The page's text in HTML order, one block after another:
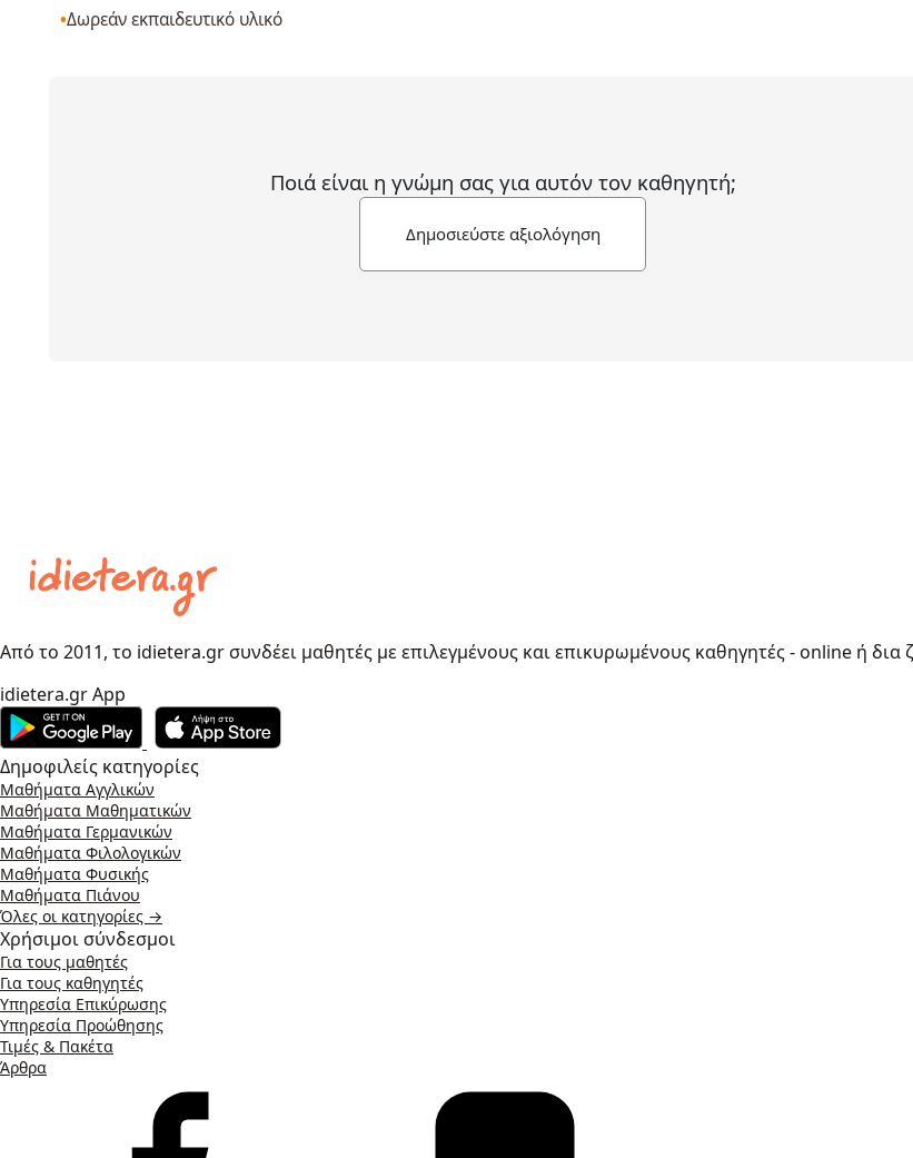
Δωρεάν εκπαιδευτικό υλικό
Ποιά είναι η γνώμη σας για αυτόν τον καθηγητή;
Δημοσιεύστε αξιολόγηση
Από το 2011, το idietera.gr συνδέει μαθητές με επιλεγμένους και επικυρωμένους καθηγητές - online ή δια
idietera.gr App
Δημοφιλείς κατηγορίες
Μαθήματα Αγγλικών
Μαθήματα Μαθηματικών
Μαθήματα Γερμανικών
Μαθήματα Φιλολογικών
Μαθήματα Φυσικής
Μαθήματα Πιάνου
Όλες οι κατηγορίες →
Χρήσιμοι σύνδεσμοι
Για τους μαθητές
Για τους καθηγητές
Υπηρεσία Επικύρωσης
Υπηρεσία Προώθησης
Τιμές & Πακέτα
Άρθρα